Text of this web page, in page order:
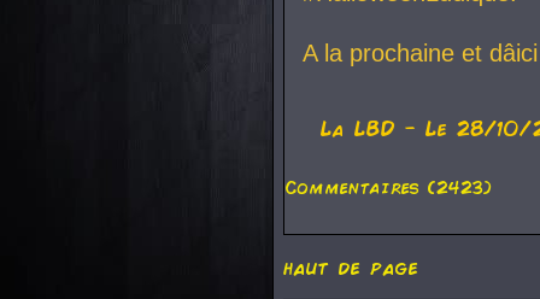
A la prochaine et
La LBD - Le 28/10/
Commentaires (2423)
haut de page